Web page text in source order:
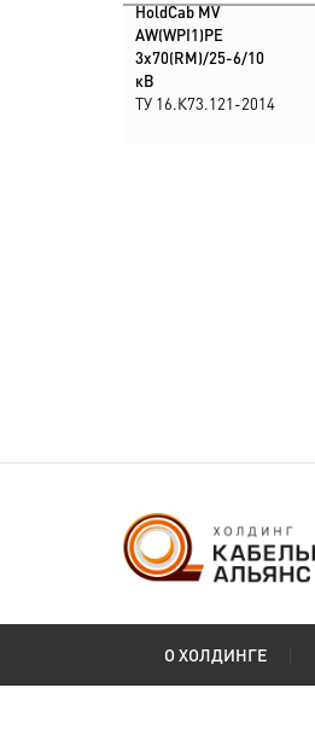
HoldCab MV
AW(WPI1)PE
3х70(RM)/25-6/10
кВ
ТУ 16.К73.121-2014
О ХОЛДИНГЕ